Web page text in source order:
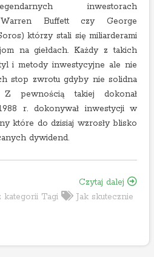
inwestorach
Buffett czy George
którzy stali się miliarderami
na giełdach. Każdy z takich
i metody inwestycyjne ale nie
stop zwrotu gdyby nie solidna
Z pewnością takiej dokonał
r. dokonywał inwestycji w
które do dzisiaj wzrosły blisko
dywidend.
Czytaj dalej
„
kategorii Tagi
Jak skutecznie